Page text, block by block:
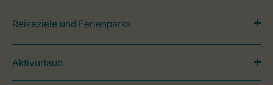
Reiseziele und Ferienparks
Aktivurlaub